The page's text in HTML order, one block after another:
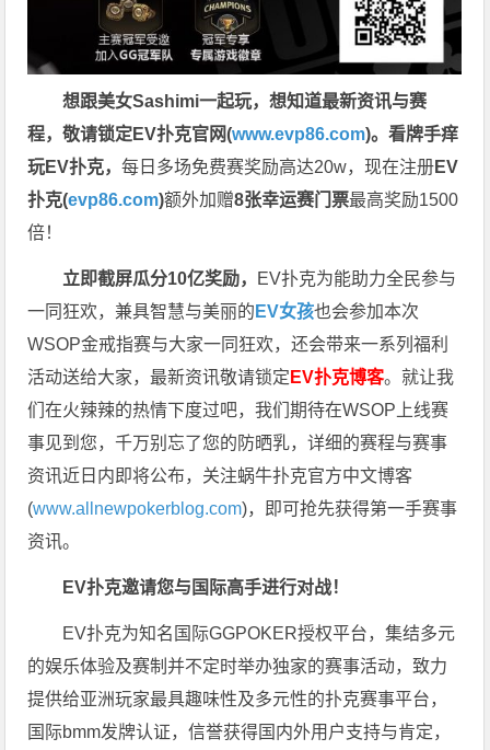
想跟美女Sashimi一起玩，想知道最新资讯与赛
程，敬请锁定EV扑克官网(www.evp86.com)。看牌手痒
玩EV扑克，每日多场免费赛奖励高达20w，现在注册EV
扑克(evp86.com)额外加赠8张幸运赛门票最高奖励1500
倍！
立即截屏瓜分10亿奖励， EV扑克为能助力全民参与
一同狂欢，兼具智慧与美丽的 EV女孩也会参加本次
WSOP金戒指赛与大家一同狂欢，还会带来一系列福利
活动送给大家，最新资讯敬请锁定 EV扑克博客。就让我
们在火辣辣的热情下度过吧，我们期待在WSOP上线赛
事见到您，千万别忘了您的防晒乳，详细的赛程与赛事
资讯近日内即将公布，关注蜗牛扑克官方中文博客
(www.allnewpokerblog.com)，即可抢先获得第一手赛事
资讯。
EV扑克邀请您与国际高手进行对战！
EV扑克为知名国际GGPOKER授权平台，集结多元
的娱乐体验及赛制并不定时举办独家的赛事活动，致力
提供给亚洲玩家最具趣味性及多元性的扑克赛事平台，
国际bmm发牌认证，信誉获得国内外用户支持与肯定，